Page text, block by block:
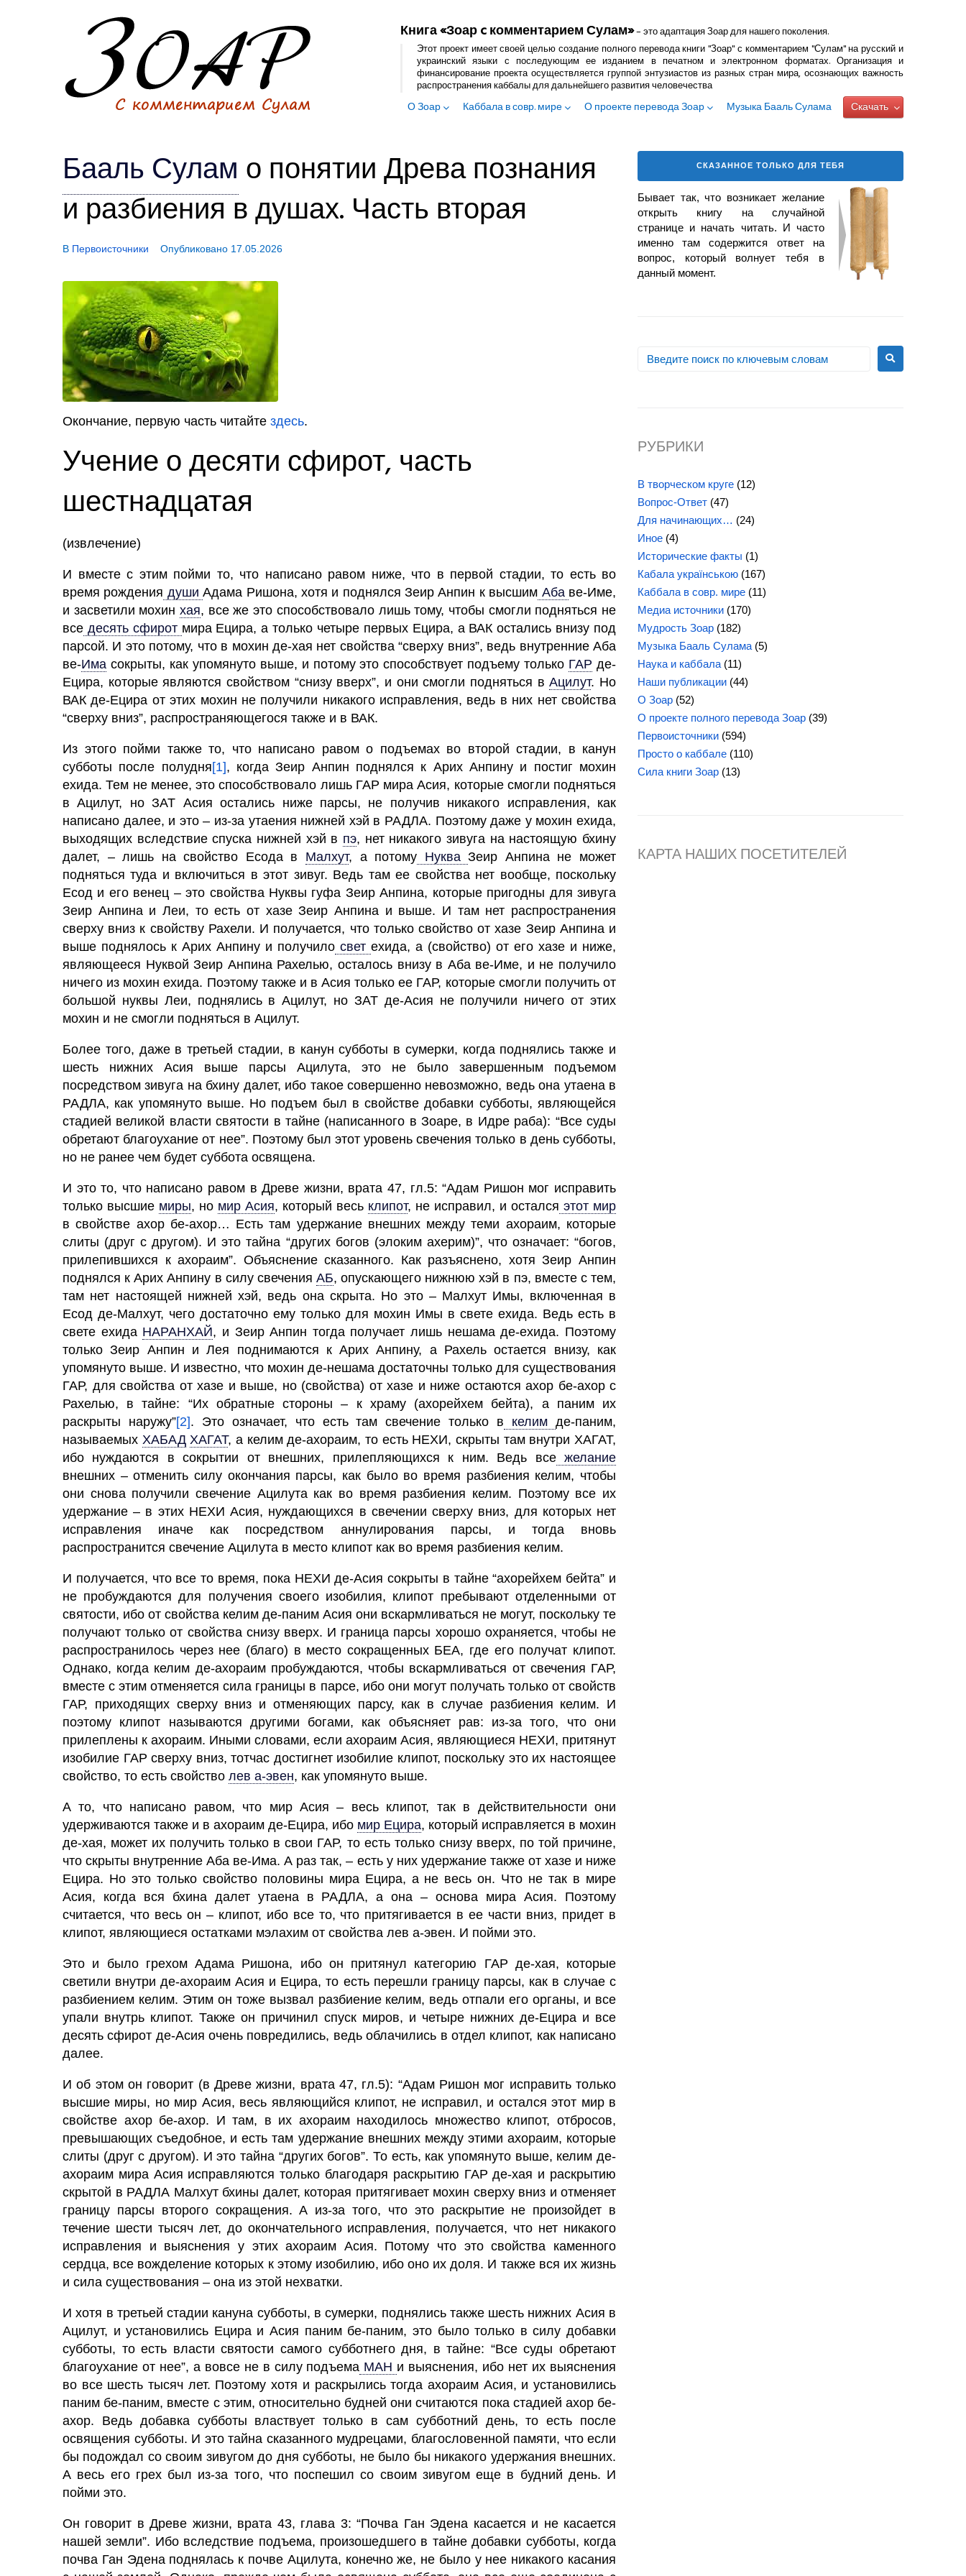
Книга «Зоар c комментарием Сулам»– это адаптация Зоар для нашего поколения.
Этот проект имеет своей целью создание полного перевода книги "Зоар" с комментарием "Сулам" на русский и
украинский языки с последующим ее изданием в печатном и электронном форматах. Организация и
финансирование проекта осуществляется группой энтузиастов из разных стран мира, осознающих важность
распространения каббалы для дальнейшего развития человечества
О Зоар Каббала в совр. мире О проекте перевода Зоар Музыка Бааль Сулама Скачать
Бааль Сулам о понятии Древа познания
и разбиения в душах. Часть вторая
В Первоисточники Опубликовано 17.05.2026
Окончание, первую часть читайте здесь.
Учение о десяти сфирот, часть
шестнадцатая
(извлечение)
И вместе с этим пойми то, что написано равом ниже, что в первой стадии, то есть во
время рождения душиАдама Ришона, хотя и поднялся Зеир Анпин к высшим Аба ве-Име,
и засветили мохин хая, все же это способствовало лишь тому, чтобы смогли подняться не
все десять сфирот мира Ецира, а только четыре первых Ецира, а ВАК остались внизу под
парсой. И это потому, что в мохин де-хая нет свойства “сверху вниз”, ведь внутренние Аба
ве-Има сокрыты, как упомянуто выше, и потому это способствует подъему только ГАР де-
Ецира, которые являются свойством “снизу вверх”, и они смогли подняться в Ацилут. Но
ВАК де-Ецира от этих мохин не получили никакого исправления, ведь в них нет свойства
“сверху вниз”, распространяющегося также и в ВАК.
Из этого пойми также то, что написано равом о подъемах во второй стадии, в канун
субботы после полудня[1], когда Зеир Анпин поднялся к Арих Анпину и постиг мохин
ехида. Тем не менее, это способствовало лишьГАР мира Асия, которые смогли подняться
в Ацилут, но ЗАТ Асия остались ниже парсы, не получив никакого исправления, как
написано далее, и это – из-за утаения нижней хэй в РАДЛА. Поэтому даже у мохин ехида,
выходящих вследствие спуска нижней хэй в пэ, нет никакого зивуга на настоящую бхину
далет, – лишь на свойство Есода в
Малхут, а потому НукваЗеир Анпина не может
подняться туда и включиться в этот зивуг. Ведь там ее свойства нет вообще, поскольку
Есод и его венец – это свойства Нуквы гуфа Зеир Анпина, которые пригодны для зивуга
Зеир Анпина и Леи, то есть от хазе Зеир Анпина и выше. И там нет распространения
сверху вниз к свойству Рахели. И получается, что только свойство от хазе Зеир Анпина и
выше поднялось к Арих Анпину и получило свет ехида, а (свойство) от его хазе и ниже,
являющееся Нуквой Зеир Анпина Рахелью, осталось внизу в Аба ве-Име, и не получило
ничего из мохин ехида. Поэтому также и в Асия только ее ГАР, которые смогли получить от
большой нуквы Леи, поднялись в Ацилут, но ЗАТ де-Асия не получили ничего от этих
мохин и не смогли подняться в Ацилут.
Более того, даже в третьей стадии, в канун субботы в сумерки, когда поднялись также и
шесть нижних Асия выше парсы Ацилута, это не было завершенным подъемом
посредством зивуга на бхину далет, ибо такое совершенно невозможно, ведь она утаена в
РАДЛА, как упомянуто выше. Но подъем был в свойстве добавки субботы, являющейся
стадией великой власти святости в тайне (написанного в Зоаре, в Идре раба): “Все суды
обретают благоухание от нее”. Поэтому был этот уровень свечения только в день субботы,
но не ранее чем будет суббота освящена.
И это то, что написано равом в Древе жизни, врата 47, гл.5: “Адам Ришон мог исправить
только высшие миры, но мир Асия, который весь клипот, не исправил, и остался этот мир
в свойстве ахор бе-ахор… Есть там удержание внешних между теми ахораим, которые
слиты (друг с другом). И это тайна “других богов (элоким ахерим)”, что означает: “богов,
прилепившихся к ахораим”. Объяснение сказанного. Как разъяснено, хотя Зеир Анпин
поднялся к Арих Анпину в силу свечения АБ, опускающего нижнюю хэй в пэ, вместе с тем,
там нет настоящей нижней хэй, ведь она скрыта. Но это –Малхут Имы, включенная в
Есод де-Малхут, чего достаточно ему только для мохин Имы в свете ехида. Ведь есть в
свете ехида НАРАНХАЙ, и Зеир Анпин тогда получает лишь нешама де-ехида. Поэтому
только Зеир Анпин и Лея поднимаются к Арих Анпину, а Рахель остается внизу, как
упомянуто выше. И известно, что мохин де-нешама достаточны только для существования
ГАР, для свойства от хазе и выше, но (свойства) от хазе и ниже остаются ахор бе-ахор с
Рахелью, в тайне: “Их обратные стороны – к храму (ахорейхем бейта), а паним их
раскрыты наружу”[2]. Это означает, что есть там свечение только в келимде-паним,
называемых ХАБАД ХАГАТ, а келим де-ахораим, то есть НЕХИ, скрыты там внутри ХАГАТ,
ибо нуждаются в сокрытии от внешних, прилепляющихся к ним. Ведь всежелание
внешних – отменить силу окончания парсы, как было во время разбиения келим, чтобы
они снова получили свечение Ацилута как во время разбиения келим. Поэтому все их
удержание – в этих НЕХИ Асия, нуждающихся в свечении сверху вниз, для которых нет
исправления иначе как посредством аннулирования парсы, и тогда вновь
распространится свечение Ацилута в место клипот как во время разбиения келим.
И получается, что все то время, пока НЕХИ де-Асия сокрыты в тайне “ахорейхем бейта” и
не пробуждаются для получения своего изобилия, клипот пребывают отделенными от
святости, ибо от свойства келим де-паним Асия они вскармливаться не могут, поскольку те
получают только от свойства снизу вверх. И граница парсы хорошо охраняется, чтобы не
распространилось через нее (благо) в место сокращенных БЕА, где его получат клипот.
Однако, когда келим де-ахораим пробуждаются, чтобы вскармливаться от свечения ГАР,
вместе с этим отменяется сила границы в парсе, ибо они могут получать только от свойств
ГАР, приходящих сверху вниз и отменяющих парсу, как в случае разбиения келим. И
поэтому клипот называются другими богами, как объясняет рав: из-за того, что они
прилеплены к ахораим. Иными словами, если ахораим Асия, являющиеся НЕХИ, притянут
изобилие ГАР сверху вниз, тотчас достигнет изобилие клипот, поскольку это их настоящее
свойство, то есть свойство лев а-эвен, как упомянуто выше.
А то, что написано равом, что мир Асия– веськлипот, так в действительности они
удерживаются также и в ахораим де-Ецира, ибо мир Ецира, который исправляется в мохин
де-хая, может их получить только в свои ГАР, то есть только снизу вверх, по той причине,
что скрыты внутренние Аба ве-Има. А раз так, – есть у них удержание также от хазе и ниже
Ецира. Но это только свойство половины мира Ецира, а не весь он. Что не так в мире
Асия, когда вся бхина далет утаена в РАДЛА, а она – основа мира Асия. Поэтому
считается, что весь он – клипот, ибо все то, что притягивается в ее части вниз, придет в
клипот, являющиеся остатками мэлахим от свойства лев а-эвен. И пойми это.
Это и было грехом Адама Ришона, ибо он притянул категорию ГАР де-хая, которые
светили внутри де-ахораим Асия и Ецира, то есть перешли границу парсы, как в случае с
разбиением келим. Этим он тоже вызвал разбиение келим, ведь отпали его органы, и все
упали внутрь клипот. Также он причинил спуск миров, и четыре нижних де-Ецира и все
десять сфирот де-Асия очень повредились, ведь облачились в отдел клипот, как написано
далее.
И об этом он говорит (в Древе жизни, врата 47, гл.5): “Адам Ришон мог исправить только
высшие миры, номир Асия, весь являющийся клипот, не исправил, и остался этот мир в
свойстве ахор бе-ахор. И там, в их ахораим находилось множество клипот, отбросов,
превышающих съедобное, и есть там удержание внешних между этими ахораим, которые
слиты (друг с другом). И это тайна “других богов”. То есть, как упомянуто выше, келимде-
ахораим мира Асия исправляются только благодаря раскрытию ГАРде-хая и раскрытию
скрытой в РАДЛА Малхут бхины далет, которая притягивает мохин сверху вниз и отменяет
границу парсы второго сокращения. А из-за того, что это раскрытие не произойдет в
течение шести тысяч лет, до окончательного исправления, получается, что нет никакого
исправления и выяснения у этих ахораим Асия. Потому что это свойства каменного
сердца, все вожделение которых к этому изобилию, ибо оно их доля. И также вся их жизнь
и сила существования – она из этой нехватки.
И хотя в третьей стадии кануна субботы, в сумерки, поднялись также шесть нижних Асия в
Ацилут, и установились Ецира и Асия паним бе-паним, это было только в силу добавки
субботы, то есть власти святости самого субботнего дня, в тайне: “Все суды обретают
благоухание от нее”, а вовсе не в силу подъема МАН и выяснения, ибо нет их выяснения
во все шесть тысяч лет. Поэтому хотя и раскрылись тогда ахораим Асия, и установились
паним бе-паним, вместе с этим, относительно будней они считаются пока стадией ахор бе-
ахор. Ведь добавка субботы властвует только в сам субботний день, то есть после
освящения субботы. И это тайна сказанного мудрецами, благословенной памяти, что если
бы подождал со своим зивугом до дня субботы, не было бы никакого удержания внешних.
А весь его грех был из-за того, что поспешил со своим зивугом еще в будний день. И
пойми это.
Он говорит в Древе жизни, врата 43, глава 3: “Почва Ган Эдена касается и не касается
нашей земли”. Ибо вследствие подъема, произошедшего в тайне добавки субботы, когда
почва Ган Эдена поднялась к почве Ацилута, конечно же, не было у нее никакого касания
СКАЗАННОЕ ТОЛЬКО ДЛЯ ТЕБЯ
Бывает так, что возникает желание
открыть книгу на случайной
странице и начать читать. И часто
именно там содержится ответ на
вопрос, который волнует тебя в
данный момент.
РУБРИКИ
В творческом круге (12)
Вопрос-Ответ (47)
Для начинающих… (24)
Иное (4)
Исторические факты (1)
Кабала українською (167)
Каббала в совр. мире (11)
Медиа источники (170)
Мудрость Зоар (182)
Музыка Бааль Сулама (5)
Наука и каббала (11)
Наши публикации (44)
О Зоар (52)
О проекте полного перевода Зоар (39)
Первоисточники (594)
Просто о каббале (110)
Сила книги Зоар (13)
КАРТА НАШИХ ПОСЕТИТЕЛЕЙ